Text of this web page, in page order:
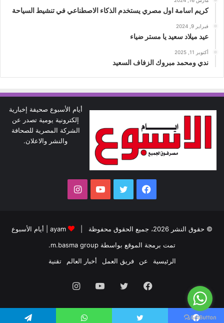
كريم اسامة اول مصري يستخدم الذكاء الاصطناعي في تنشيط السياحة
فبراير 9, 2024
عيد ميلاد سعيد يا مستر ضياء
أكتوبر 11, 2025
ندي ومحمد مبروك الزفاف السعيد
أيام الأسبوع صحيفة إخبارية
إلكترونية يومية تصدر عن
الشركة المصرية للصحافة
والنشر والاعلان.
فيسبوك تويتر يوتيوبانستقرام
© حقوق النشر 2026، جميع الحقوق محفوظة | ayam
أيام الأسبوع
تمت برمجة الموقع بواسطة m.basma group
.
الرئيسية
عن فريق العمل أخبار العالم تقنية
فيسبوك تويتر يوتيوبانستقرام